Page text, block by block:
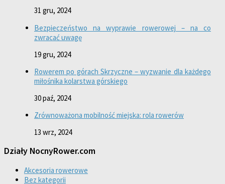
31 gru, 2024
Bezpieczeństwo na wyprawie rowerowej – na co
zwracać uwagę
19 gru, 2024
Rowerem po górach Skrzyczne – wyzwanie dla każdego
miłośnika kolarstwa górskiego
30 paź, 2024
Zrównoważona mobilność miejska: rola rowerów
13 wrz, 2024
Działy NocnyRower.com
Akcesoria rowerowe
Bez kategorii